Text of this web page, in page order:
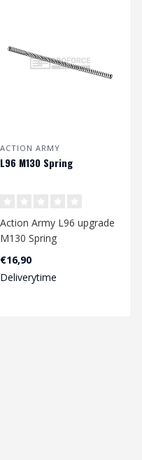
ACTION ARMY
L96 M130 Spring
Action Army L96 upgrade
M130 Spring
Afmetingen: 244 x
7,8/10,5 mm..
€16,90
Deliverytime